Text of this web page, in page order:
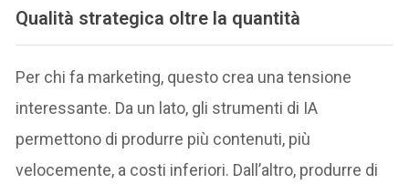
Qualità strategica oltre la quantità
Per chi fa marketing, questo crea una tensione
interessante. Da un lato, gli strumenti di IA
permettono di produrre più contenuti, più
velocemente, a costi inferiori. Dall’altro, produrre di